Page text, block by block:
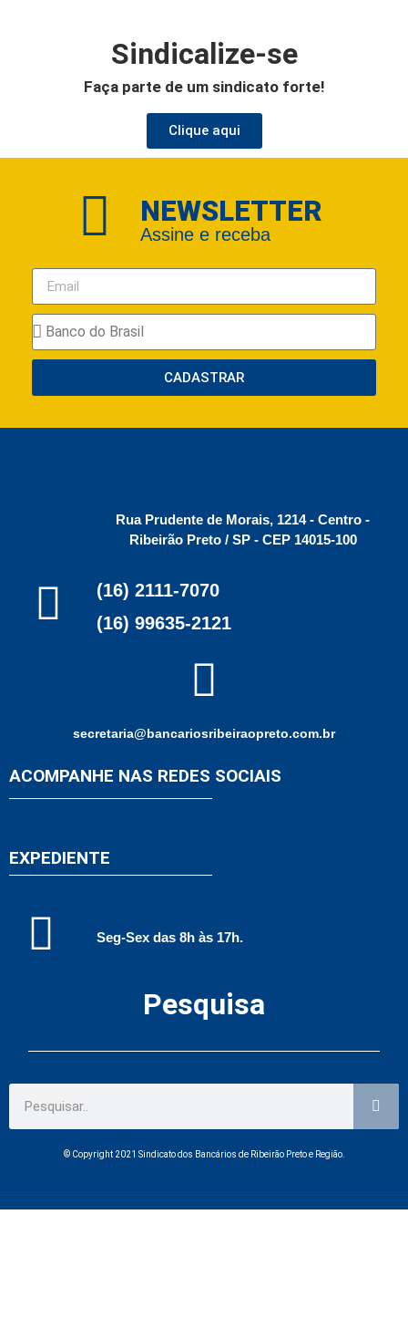
Sindicalize-se
Faça parte de um sindicato forte!
Clique aqui
NEWSLETTER
Assine e receba
CADASTRAR
Rua Prudente de Morais, 1214 - Centro -
Ribeirão Preto / SP - CEP 14015-100
(16) 2111-7070
(16) 99635-2121
secretaria@bancariosribeiraopreto.com.br
ACOMPANHE NAS REDES SOCIAIS
EXPEDIENTE
Seg-Sex das 8h às 17h.
Pesquisa
© Copyright 2021 Sindicato dos Bancários de Ribeirão Preto e Região.